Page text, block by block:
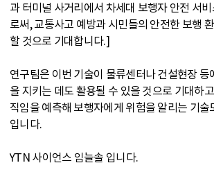
과 터미널 사거리에서 차세대 보행자 안전 서
로써, 교통사고 예방과 시민들의 안전한 보행
할 것으로 기대합니다.]
연구팀은 이번 기술이 물류센터나 건설현장 등
을 지키는 데도 활용될 수 있을 것으로 기대하
직임을 예측해 보행자에게 위험을 알리는 기술
입니다.
YTN 사이언스 임늘솔 입니다.